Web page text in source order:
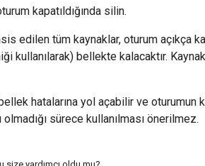
kapatıldığında silin.
edilen tüm kaynaklar, oturum açıkça
kullanılarak) bellekte kalacaktır.
hatalarına yol açabilir ve oturumun
olmadığı sürece kullanılması önerilmez.